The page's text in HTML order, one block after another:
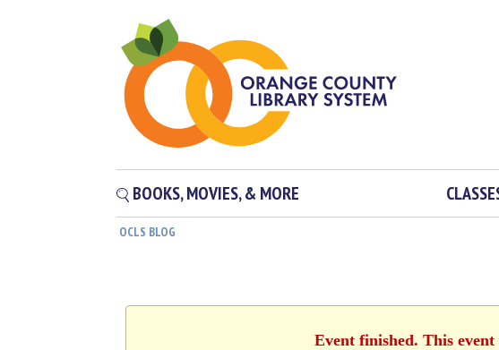
BOOKS, MOVIES, & MORE
OCLS BLOG
Event finished. This event